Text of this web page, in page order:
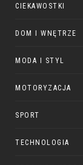
CIEKAWOSTKI
DOM I WNĘTRZE
MODA I STYL
MOTORYZACJA
SPORT
TECHNOLOGIA